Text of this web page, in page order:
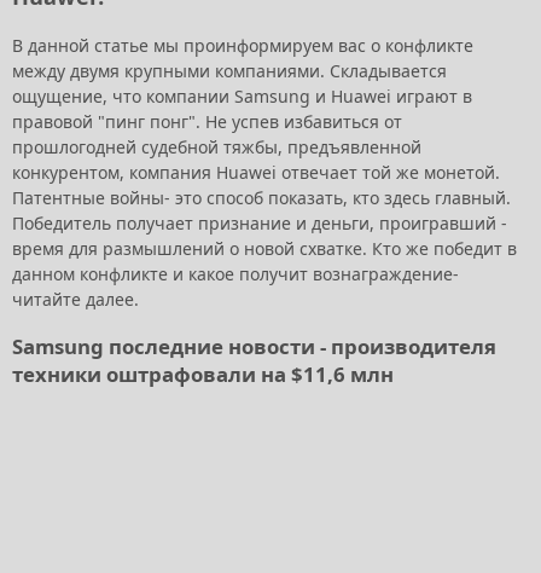
В данной статье мы проинформируем вас о конфликте
между двумя крупными компаниями. Складывается
ощущение, что компании Samsung и Huawei играют в
правовой "пинг понг". Не успев избавиться от
прошлогодней судебной тяжбы, предъявленной
конкурентом, компания Huawei отвечает той же монетой.
Патентные войны- это способ показать, кто здесь главный.
Победитель получает признание и деньги, проигравший -
время для размышлений о новой схватке. Кто же победит в
данном конфликте и какое получит вознаграждение-
читайте далее.
Samsung последние новости - производителя
техники оштрафовали на $11,6 млн